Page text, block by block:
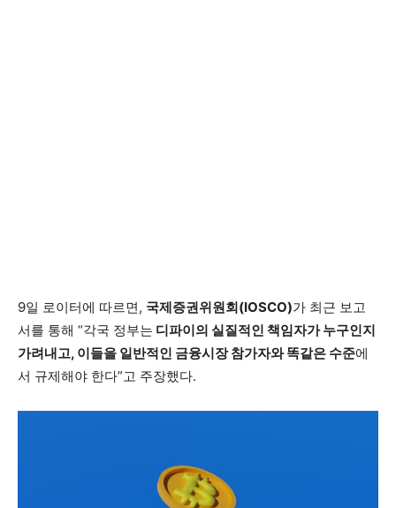
9일 로이터에 따르면, 국제증권위원회(IOSCO)가 최근 보고
서를 통해 “각국 정부는 디파이의 실질적인 책임자가 누구인지
가려내고, 이들을 일반적인 금융시장 참가자와 똑같은 수준에
서 규제해야 한다”고 주장했다.